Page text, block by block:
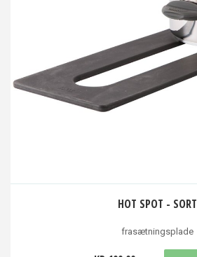
HOT SPOT - SORT
frasætningsplade